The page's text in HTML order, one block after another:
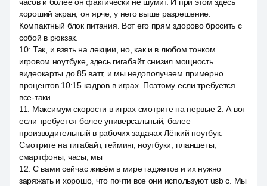
хороший экран, он ярче, у него выше разрешение.
Компактный блок питания. Вот его прям здорово бросить с
собой в рюкзак.
10: Так, и взять на лекции, но, как и в любом тонком
игровом ноутбуке, здесь гигабайт снизил мощность
видеокарты до 85 ватт, и мы недополучаем примерно
процентов 10:15 кадров в играх. Поэтому если требуется
все-таки
11: Максимум скорости в играх смотрите на первые 2. А вот
если требуется более универсальный, более
производительный в рабочих задачах Лёгкий ноутбук.
Смотрите на гигабайт, гейминг, ноутбуки, планшеты,
смартфоны, часы, мы
12: С вами сейчас живём в мире гаджетов и их нужно
заряжать и хорошо, что почти все они используют usb c. Мы